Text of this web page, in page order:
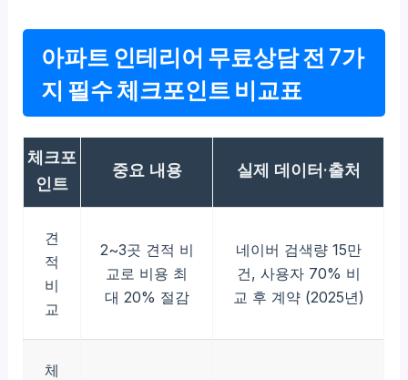
아파트 인테리어 무료상담 전 7가
지 필수 체크포인트 비교표
체크포
인트
중요 내용 실제 데이터·출처
견
적
비
교
2~3곳 견적 비
교로 비용 최
대 20% 절감
네이버 검색량 15만
건, 사용자 70% 비
교 후 계약 (2025년)
체